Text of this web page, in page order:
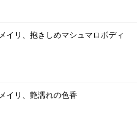
メイリ、抱きしめマシュマロボディ
メイリ、艶濡れの色香